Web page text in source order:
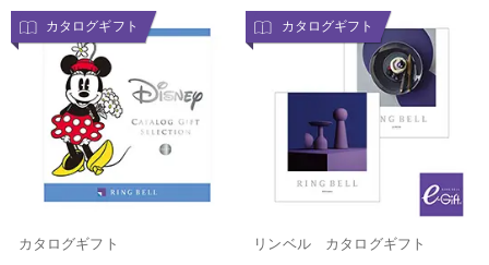
カタログギフト
カタログギフト
カタログギフト
リンベル カタログギフト